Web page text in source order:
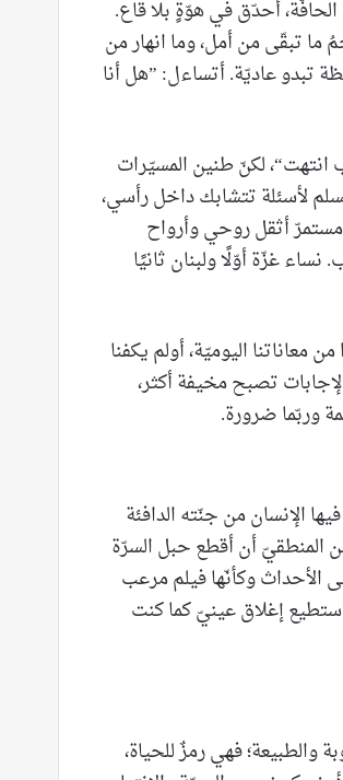
أحدّق في هوّةٍ بلا قاع.
تبقّى من أمل، وما انهار من
عاديّة. أتساءل: ”هل أنا
لكنّ طنين المسيّرات
لأسئلة تتشابك داخل رأسي،
مستمرّ أثقل روحي وأرواح
غزّة أوّلًا ولبنان ثانيًا
اليوميّة، أولم يكفنا
تصبح مخيفة أكثر،
وربّما ضرورة.
الإنسان من جنّته الدافئة
المنطقيّ أن أقطع حبل السرّة
وكأنّها فيلم مرعب
إغلاق عينيّ كما كنت
فهي رمزٌ للحياة،